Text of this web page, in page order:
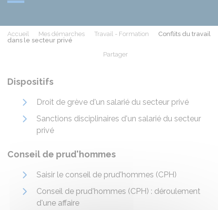
Accueil Mes démarches Travail - Formation
Conflits du travail
dans le secteur privé
Partager
Dispositifs
Droit de grève d'un salarié du secteur privé
Sanctions disciplinaires d'un salarié du secteur
privé
Conseil de prud'hommes
Saisir le conseil de prud'hommes (CPH)
Conseil de prud'hommes (CPH) : déroulement
d'une affaire